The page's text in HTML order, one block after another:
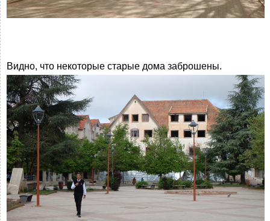
Видно, что некоторые старые дома заброшены.